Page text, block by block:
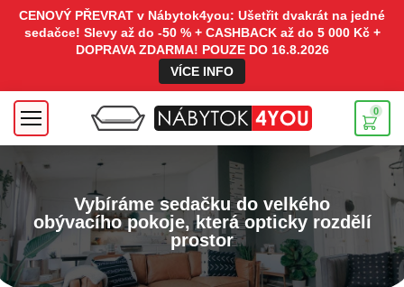
CENOVÝ PŘEVRAT v Nábytok4you: Ušetřit dvakrát na jedné
sedačce! Slevy až do -50 % + CASHBACK až do 5 000 Kč +
DOPRAVA ZDARMA! POUZE DO 16.8.2026
VÍCE INFO
0
Vybíráme sedačku do velkého
obývacího pokoje, která opticky rozdělí
prostor